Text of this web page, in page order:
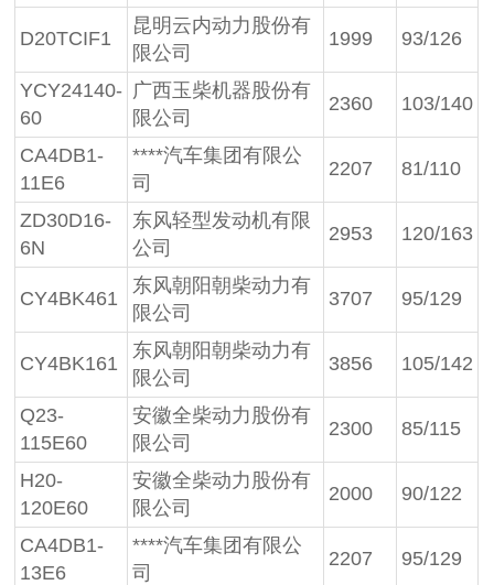
D20TCIF1
昆明云内动力股份有
限公司
1999 93/126
YCY24140-
60
广西玉柴机器股份有
限公司
2360 103/140
CA4DB1-
11E6
****汽车集团有限公
司
2207 81/110
ZD30D16-
6N
东风轻型发动机有限
公司
2953 120/163
CY4BK461
东风朝阳朝柴动力有
限公司
3707 95/129
CY4BK161
东风朝阳朝柴动力有
限公司
3856 105/142
Q23-
115E60
安徽全柴动力股份有
限公司
2300 85/115
H20-
120E60
安徽全柴动力股份有
限公司
2000 90/122
CA4DB1-
13E6
****汽车集团有限公
司
2207 95/129